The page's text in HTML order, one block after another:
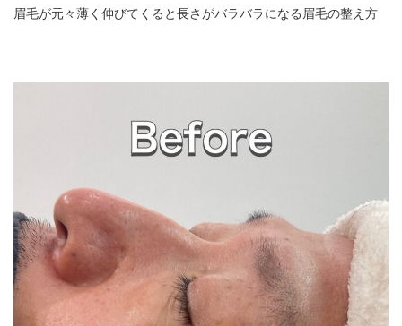
眉毛が元々薄く伸びてくると長さがバラバラになる眉毛の整え方